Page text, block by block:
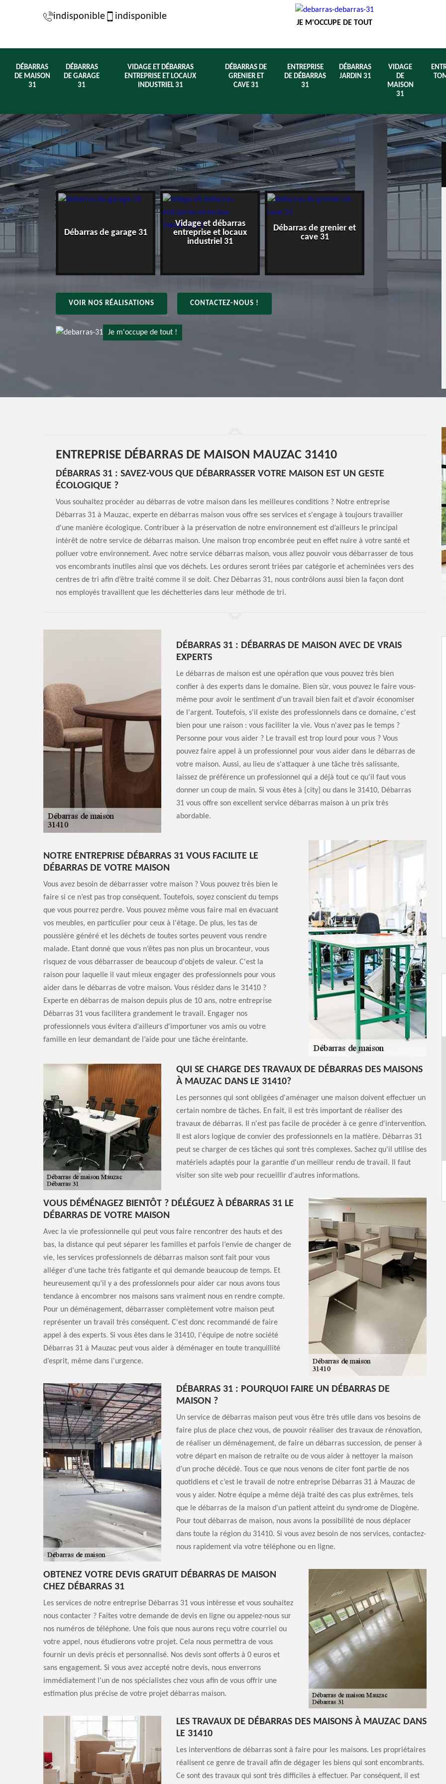
indisponible indisponible
JE M'OCCUPE DE TOUT
DÉBARRAS
DE MAISON
31
DÉBARRAS
DE GARAGE
31
VIDAGE ET DÉBARRAS
ENTREPRISE ET LOCAUX
INDUSTRIEL 31
DÉBARRAS DE
GRENIER ET
CAVE 31
ENTREPRISE
DE DÉBARRAS
31
DÉBARRAS
JARDIN 31
VIDAGE
DE
MAISON
31
Débarras de garage 31
Vidage et débarras
entreprise et locaux
industriel 31
Débarras de grenier et
cave 31
Entreprise de
VOIR NOS RÉALISATIONS CONTACTEZ-NOUS !
Je m'occupe de tout !
ENTREPRISE DÉBARRAS DE MAISON MAUZAC 31410
DÉBARRAS 31 : SAVEZ-VOUS QUE DÉBARRASSER VOTRE MAISON EST UN GESTE
ÉCOLOGIQUE ?
Vous souhaitez procéder au débarras de votre maison dans les meilleures conditions ? Notre entreprise
Débarras 31 à Mauzac, experte en débarras maison vous offre ses services et s'engage à toujours travailler
d'une manière écologique. Contribuer à la préservation de notre environnement est d’ailleurs le principal
intérêt de notre service de débarras maison. Une maison trop encombrée peut en effet nuire à votre santé et
polluer votre environnement. Avec notre service débarras maison, vous allez pouvoir vous débarrasser de tous
vos encombrants inutiles ainsi que vos déchets. Les ordures seront triées par catégorie et acheminées vers des
centres de tri afin d’être traité comme il se doit. Chez Débarras 31, nous contrôlons aussi bien la façon dont
nos employés travaillent que les déchetteries dans leur méthode de tri.
DÉBARRAS 31 : DÉBARRAS DE MAISON AVEC DE VRAIS
EXPERTS
Le débarras de maison est une opération que vous pouvez très bien
confier à des experts dans le domaine. Bien sûr, vous pouvez le faire vous-
même pour avoir le sentiment d’un travail bien fait et d’avoir économiser
de l'argent. Toutefois, s'il existe des professionnels dans ce domaine, c'est
bien pour une raison : vous faciliter la vie. Vous n'avez pas le temps ?
Personne pour vous aider ? Le travail est trop lourd pour vous ? Vous
pouvez faire appel à un professionnel pour vous aider dans le débarras de
votre maison. Aussi, au lieu de s'attaquer à une tâche très salissante,
laissez de préférence un professionnel qui a déjà tout ce qu'il faut vous
donner un coup de main. Si vous êtes à {city} ou dans le 31410, Débarras
31 vous offre son excellent service débarras maison à un prix très
abordable.
NOTRE ENTREPRISE DÉBARRAS 31 VOUS FACILITE LE
DÉBARRAS DE VOTRE MAISON
Vous avez besoin de débarrasser votre maison ? Vous pouvez très bien le
faire si ce n’est pas trop conséquent. Toutefois, soyez conscient du temps
que vous pourrez perdre. Vous pouvez même vous faire mal en évacuant
vos meubles, en particulier pour ceux à l'étage. De plus, les tas de
poussière généré et les déchets de toutes sortes peuvent vous rendre
malade. Etant donné que vous n’êtes pas non plus un brocanteur, vous
risquez de vous débarrasser de beaucoup d'objets de valeur. C'est la
raison pour laquelle il vaut mieux engager des professionnels pour vous
aider dans le débarras de votre maison. Vous résidez dans le 31410 ?
Experte en débarras de maison depuis plus de 10 ans, notre entreprise
Débarras 31 vous facilitera grandement le travail. Engager nos
professionnels vous évitera d’ailleurs d'importuner vos amis ou votre
famille en leur demandant de l’aide pour une tâche éreintante.
QUI SE CHARGE DES TRAVAUX DE DÉBARRAS DES MAISONS
À MAUZAC DANS LE 31410?
Les personnes qui sont obligées d'aménager une maison doivent effectuer un
certain nombre de tâches. En fait, il est très important de réaliser des
travaux de débarras. Il n'est pas facile de procéder à ce genre d'intervention.
Il est alors logique de convier des professionnels en la matière. Débarras 31
peut se charger de ces tâches qui sont très complexes. Sachez qu'il utilise des
matériels adaptés pour la garantie d'un meilleur rendu de travail. Il faut
visiter son site web pour recueillir d'autres informations.
VOUS DÉMÉNAGEZ BIENTÔT ? DÉLÉGUEZ À DÉBARRAS 31 LE
DÉBARRAS DE VOTRE MAISON
Avec la vie professionnelle qui peut vous faire rencontrer des hauts et des
bas, la distance qui peut séparer les familles et parfois l’envie de changer de
vie, les services professionnels de débarras maison sont fait pour vous
alléger d’une tache très fatigante et qui demande beaucoup de temps. Et
heureusement qu’il y a des professionnels pour aider car nous avons tous
tendance à encombrer nos maisons sans vraiment nous en rendre compte.
Pour un déménagement, débarrasser complètement votre maison peut
représenter un travail très conséquent. C'est donc recommandé de faire
appel à des experts. Si vous êtes dans le 31410, l'équipe de notre société
Débarras 31 à Mauzac peut vous aider à déménager en toute tranquillité
d’esprit, même dans l'urgence.
DÉBARRAS 31 : POURQUOI FAIRE UN DÉBARRAS DE
MAISON ?
Un service de débarras maison peut vous être très utile dans vos besoins de
faire plus de place chez vous, de pouvoir réaliser des travaux de rénovation,
de réaliser un déménagement, de faire un débarras succession, de penser à
votre départ en maison de retraite ou de vous aider à nettoyer la maison
d’un proche décédé. Tous ce que nous venons de citer font partie de nos
quotidiens et c’est le travail de notre entreprise Débarras 31 à Mauzac de
vous y aider. Notre équipe a même déjà traité des cas plus extrêmes, tels
que le débarras de la maison d'un patient atteint du syndrome de Diogène.
Pour tout débarras de maison, nous avons la possibilité de nous déplacer
dans toute la région du 31410. Si vous avez besoin de nos services, contactez-
nous rapidement via votre téléphone ou en ligne.
OBTENEZ VOTRE DEVIS GRATUIT DÉBARRAS DE MAISON
CHEZ DÉBARRAS 31
Les services de notre entreprise Débarras 31 vous intéresse et vous souhaitez
nous contacter ? Faites votre demande de devis en ligne ou appelez-nous sur
nos numéros de téléphone. Une fois que nous aurons reçu votre courriel ou
votre appel, nous étudierons votre projet. Cela nous permettra de vous
fournir un devis précis et personnalisé. Nos devis sont offerts à 0 euros et
sans engagement. Si vous avez accepté notre devis, nous enverrons
immédiatement l'un de nos spécialistes chez vous afin de vous offrir une
estimation plus précise de votre projet débarras maison.
LES TRAVAUX DE DÉBARRAS DES MAISONS À MAUZAC DANS
LE 31410
Les interventions de débarras sont à faire pour les maisons. Les propriétaires
réalisent ce genre de travail afin de dégager les biens qui sont encombrants.
Ce sont des travaux qui sont très difficiles à effectuer. Par conséquent, il est